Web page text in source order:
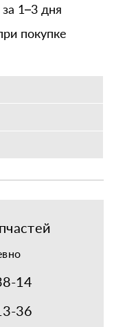
1–3 дня
покупке
14
36